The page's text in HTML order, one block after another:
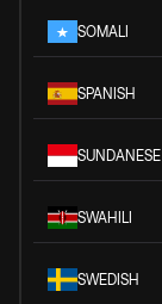
SOMALI
SPANISH
SUNDANESE
SWAHILI
SWEDISH